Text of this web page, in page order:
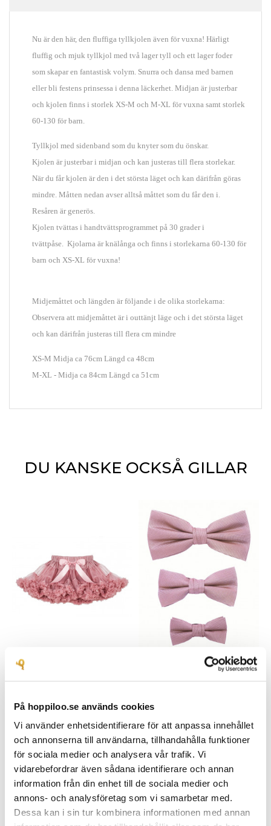
På hoppiloo.se används cookies
Vi använder enhetsidentifierare för att anpassa innehållet
och annonserna till användarna, tillhandahålla funktioner
för sociala medier och analysera vår trafik. Vi
vidarebefordrar även sådana identifierare och annan
information från din enhet till de sociala medier och
annons- och analysföretag som vi samarbetar med.
Dessa kan i sin tur kombinera informationen med annan
Nu är den här, den fluffiga tyllkjolen även för vuxna! Härligt
fluffig och mjuk tyllkjol med två lager tyll och ett lager foder
som skapar en fantastisk volym. Snurra och dansa med barnen
eller bli festens prinsessa i denna läckerhet. Midjan är justerbar
och kjolen finns i storlek XS-M och M-XL för vuxna samt storlek
60-130 för barn.
Tyllkjol med sidenband som du knyter som du önskar.
Kjolen är justerbar i midjan och kan justeras till flera storlekar.
När du får kjolen är den i det största läget och kan därifrån göras
mindre. Måtten nedan avser alltså måttet som du får den i.
Resåren är generös.
Kjolen tvättas i handtvättsprogrammet på 30 grader i
tvättpåse. Kjolarna är knälånga och finns i storlekarna 60-130 för
barn och XS-XL för vuxna!
Midjemåttet och längden är följande i de olika storlekarna:
Observera att midjemåttet är i outtänjt läge och i det största läget
och kan därifrån justeras till flera cm mindre
XS-M Midja ca 76cm Längd ca 48cm
M-XL - Midja ca 84cm Längd ca 51cm
DU KANSKE OCKSÅ GILLAR
Tyllkjol Deluxe Gammelrosa
med två lager tyll och ett
lager foder som skapar en...
399,00 kr
Gammelrosa Fluga -
Premium Siden Twist
Exklusiv gammelrosa fluga i
vuxen i tre storlekar samt...
169,00 kr